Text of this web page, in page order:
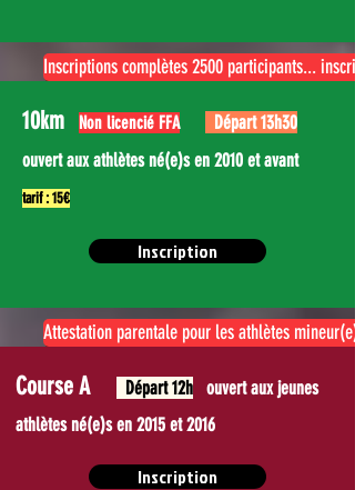
Inscriptions complètes 2500 participants...
10km Non licencié FFA Départ 13h30
ouvert aux athlètes né(e)s en 2010 et avant
tarif : 15€
Inscription
Attestation parentale pour les athlètes mineur(e)s
Course A Départ 12h ouvert aux jeunes
athlètes né(e)s en 2015 et 2016
Inscription